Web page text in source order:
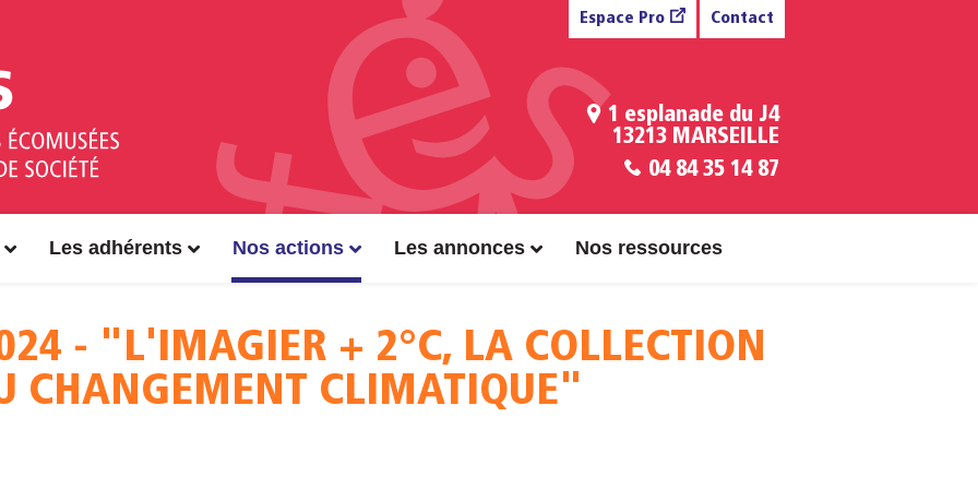
Espace Pro Contact
1 esplanade du J4
13213 MARSEILLE
04 84 35 14 87
Les adhérents Nos actions Les annonces Nos ressources
- "L'IMAGIER + 2°C, LA COLLECTION
CHANGEMENT CLIMATIQUE"